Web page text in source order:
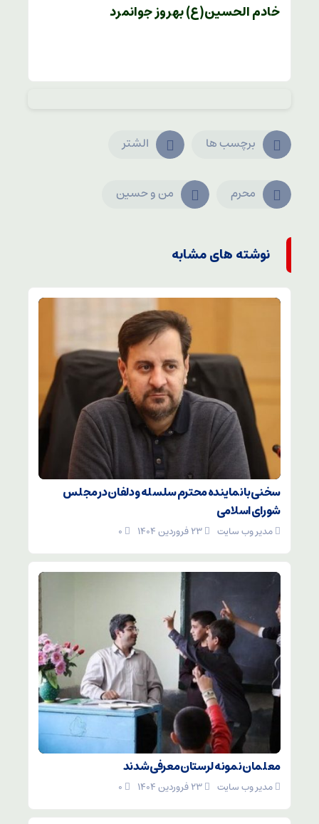
خادم الحسین(ع) بهروز جوانمرد
برچسب ها الشتر
محرم من و حسین
نوشته های مشابه
سخنی با نماینده محترم سلسله و دلفان در مجلس
شورای اسلامی
مدیر وب سایت ۰
معلمان نمونه لرستان معرفی شدند
مدیر وب سایت ۰